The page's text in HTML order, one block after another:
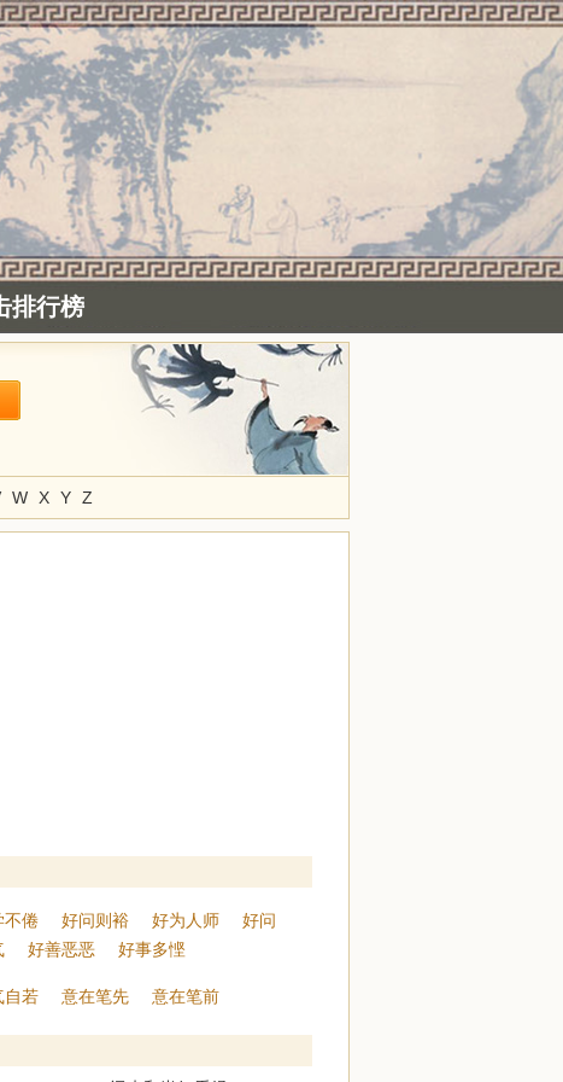
排行榜
W X Y Z
不倦 好问则裕 好为人师
好问
好善恶恶 好事多悭
自若 意在笔先 意在笔前